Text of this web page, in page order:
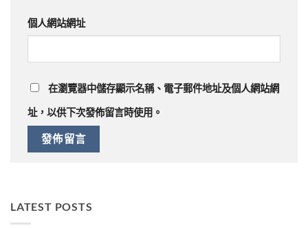
個人網站網址
在瀏覽器中儲存顯示名稱、電子郵件地址及個人網站網
址，以供下次發佈留言時使用。
LATEST POSTS